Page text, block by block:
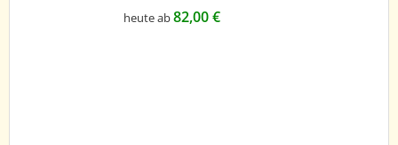
heute ab82,00 €